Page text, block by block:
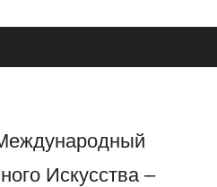
ПАВЛОВО-
ПОСАДСКОЕ
БЛАГОЧИНИЕ
Искусства –